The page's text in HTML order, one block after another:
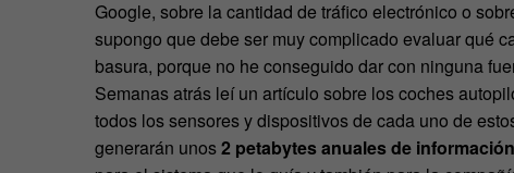
Google, sobre la cantidad de tráfico electrónico o
supongo que debe ser muy complicado evaluar qué
basura, porque no he conseguido dar con ninguna
Semanas atrás leí un artículo sobre los coches
todos los sensores y dispositivos de cada uno de
generarán unos2 petabytes anuales de información